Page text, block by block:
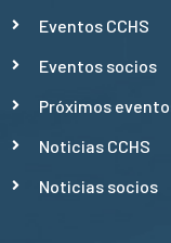
Eventos CCHS
Eventos socios
Próximos
Noticias CCHS
Noticias socios